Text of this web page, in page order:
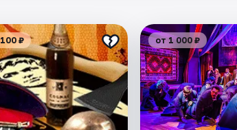
₽ от 1 000 ₽